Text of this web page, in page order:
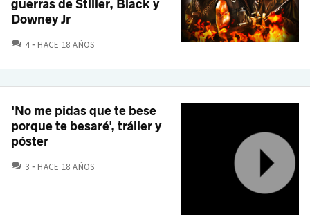
guerras de Stiller, Black y
Downey Jr
4 COMENTARIOS
HACE 18 AÑOS
'No me pidas que te bese
porque te besaré', tráiler y
póster
3 COMENTARIOS
HACE 18 AÑOS